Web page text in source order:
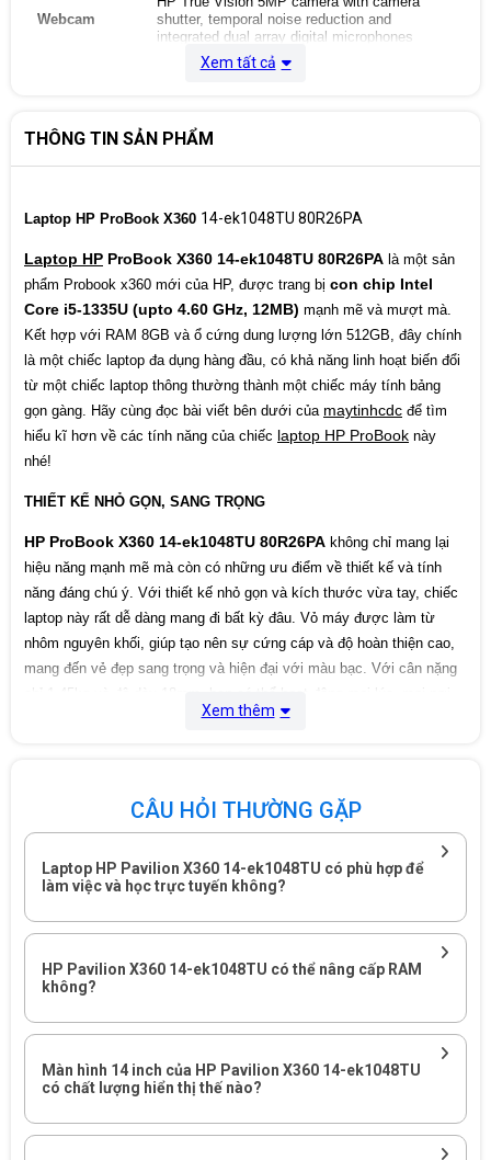
Webcam
shutter, temporal noise reduction and
integrated dual array digital microphones
Mouse Cảm ứng đa điểm
Pin
Kích thước 32.2 x 21 x 1.89 (front) – 1.99 (rear) cm
Tính năng Đèn nền bàn phím, bảo mật vân tay
Màu sắc Vàng
Cân nặng 1.51 kg
Xem tất cả
THÔNG TIN SẢN PHẨM
Laptop HP ProBook X360 14-ek1048TU 80R26PA
Laptop HP ProBook X360 14-ek1048TU 80R26PA là một sản
phẩm Probook x360 mới của HP, được trang bị con chip Intel
Core i5-1335U (upto 4.60 GHz, 12MB) mạnh mẽ và mượt mà.
Kết hợp với RAM 8GB và ổ cứng dung lượng lớn 512GB, đây chính
là một chiếc laptop đa dụng hàng đầu, có khả năng linh hoạt biến đổi
từ một chiếc laptop thông thường thành một chiếc máy tính bảng
gọn gàng. Hãy cùng đọc bài viết bên dưới của maytinhcdc để tìm
hiểu kĩ hơn về các tính năng của chiếc laptop HP ProBook này
nhé!
THIẾT KẾ NHỎ GỌN, SANG TRỌNG
HP ProBook X360 14-ek1048TU 80R26PA không chỉ mang lại
hiệu năng mạnh mẽ mà còn có những ưu điểm về thiết kế và tính
năng đáng chú ý. Với thiết kế nhỏ gọn và kích thước vừa tay, chiếc
laptop này rất dễ dàng mang đi bất kỳ đâu. Vỏ máy được làm từ
nhôm nguyên khối, giúp tạo nên sự cứng cáp và độ hoàn thiện cao,
mang đến vẻ đẹp sang trọng và hiện đại với màu bạc. Với cân nặng
mà không gặp bất kỳ khó khăn nào. Bản lề đặc biệt cho phép màn
lợi, giúp bạn có thể thao tác tỉ mỉ hơn bằng cảm nhận tay thay vì sử
dụng chuột hoặc touchpad.
Xem thêm
CÂU HỎI THƯỜNG GẶP
Laptop HP Pavilion X360 14-ek1048TU có phù hợp để
làm việc và học trực tuyến không?
HP Pavilion X360 14-ek1048TU có thể nâng cấp RAM
không?
Màn hình 14 inch của HP Pavilion X360 14-ek1048TU
có chất lượng hiển thị thế nào?